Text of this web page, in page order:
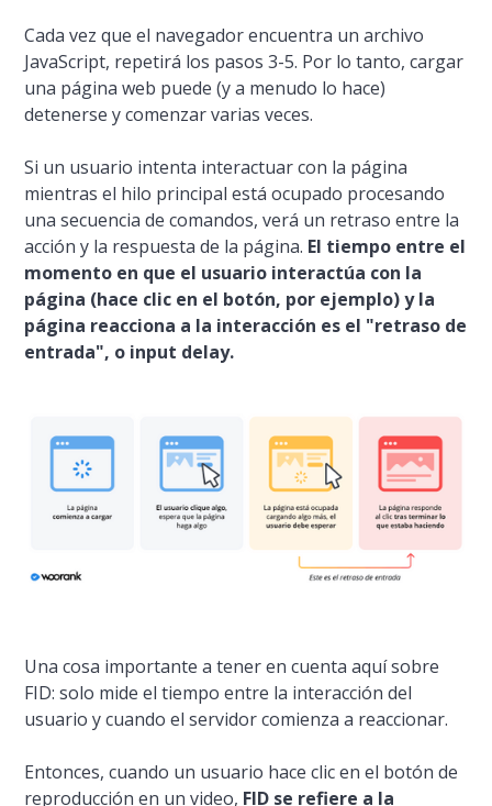
Cada vez que el navegador encuentra un archivo
JavaScript, repetirá los pasos 3-5. Por lo tanto, cargar
una página web puede (y a menudo lo hace)
detenerse y comenzar varias veces.
Si un usuario intenta interactuar con la página
mientras el hilo principal está ocupado procesando
una secuencia de comandos, verá un retraso entre la
acción y la respuesta de la página. El tiempo entre el
momento en que el usuario interactúa con la
página (hace clic en el botón, por ejemplo) y la
página reacciona a la interacción es el "retraso de
entrada", o input delay.
Una cosa importante a tener en cuenta aquí sobre
FID: solo mide el tiempo entre la interacción del
usuario y cuando el servidor comienza a reaccionar.
Entonces, cuando un usuario hace clic en el botón de
reproducción en un video, FID se refiere a la